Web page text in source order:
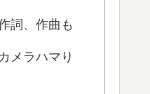
詞、作曲も
メラハマり